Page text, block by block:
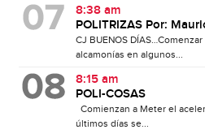
8:38 am
POLITRIZAS Por:
CJ BUENOS
alcamonías en algunos...
8:15 am
POLI-COSAS
Comienzan a Meter el
últimos días se...